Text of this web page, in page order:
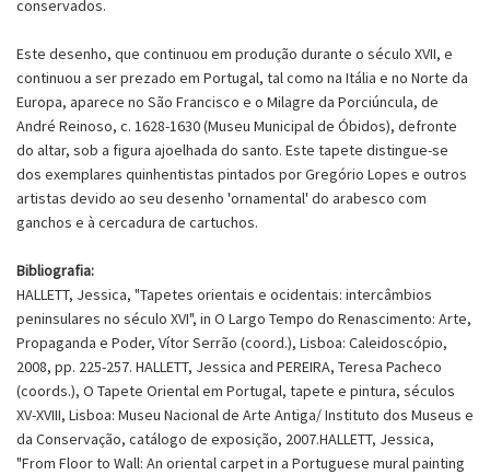
conservados.
Este desenho, que continuou em produção durante o século XVII, e
continuou a ser prezado em Portugal, tal como na Itália e no Norte da
Europa, aparece no São Francisco e o Milagre da Porciúncula, de
André Reinoso, c. 1628-1630 (Museu Municipal de Óbidos), defronte
do altar, sob a figura ajoelhada do santo. Este tapete distingue-se
dos exemplares quinhentistas pintados por Gregório Lopes e outros
artistas devido ao seu desenho 'ornamental' do arabesco com
ganchos e à cercadura de cartuchos.
Bibliografia:
HALLETT, Jessica, "Tapetes orientais e ocidentais: intercâmbios
peninsulares no século XVI", in O Largo Tempo do Renascimento: Arte,
Propaganda e Poder, Vítor Serrão (coord.), Lisboa: Caleidoscópio,
2008, pp. 225-257. HALLETT, Jessica and PEREIRA, Teresa Pacheco
(coords.), O Tapete Oriental em Portugal, tapete e pintura, séculos
XV-XVIII, Lisboa: Museu Nacional de Arte Antiga/ Instituto dos Museus e
da Conservação, catálogo de exposição, 2007.HALLETT, Jessica,
"From Floor to Wall: An oriental carpet in a Portuguese mural painting